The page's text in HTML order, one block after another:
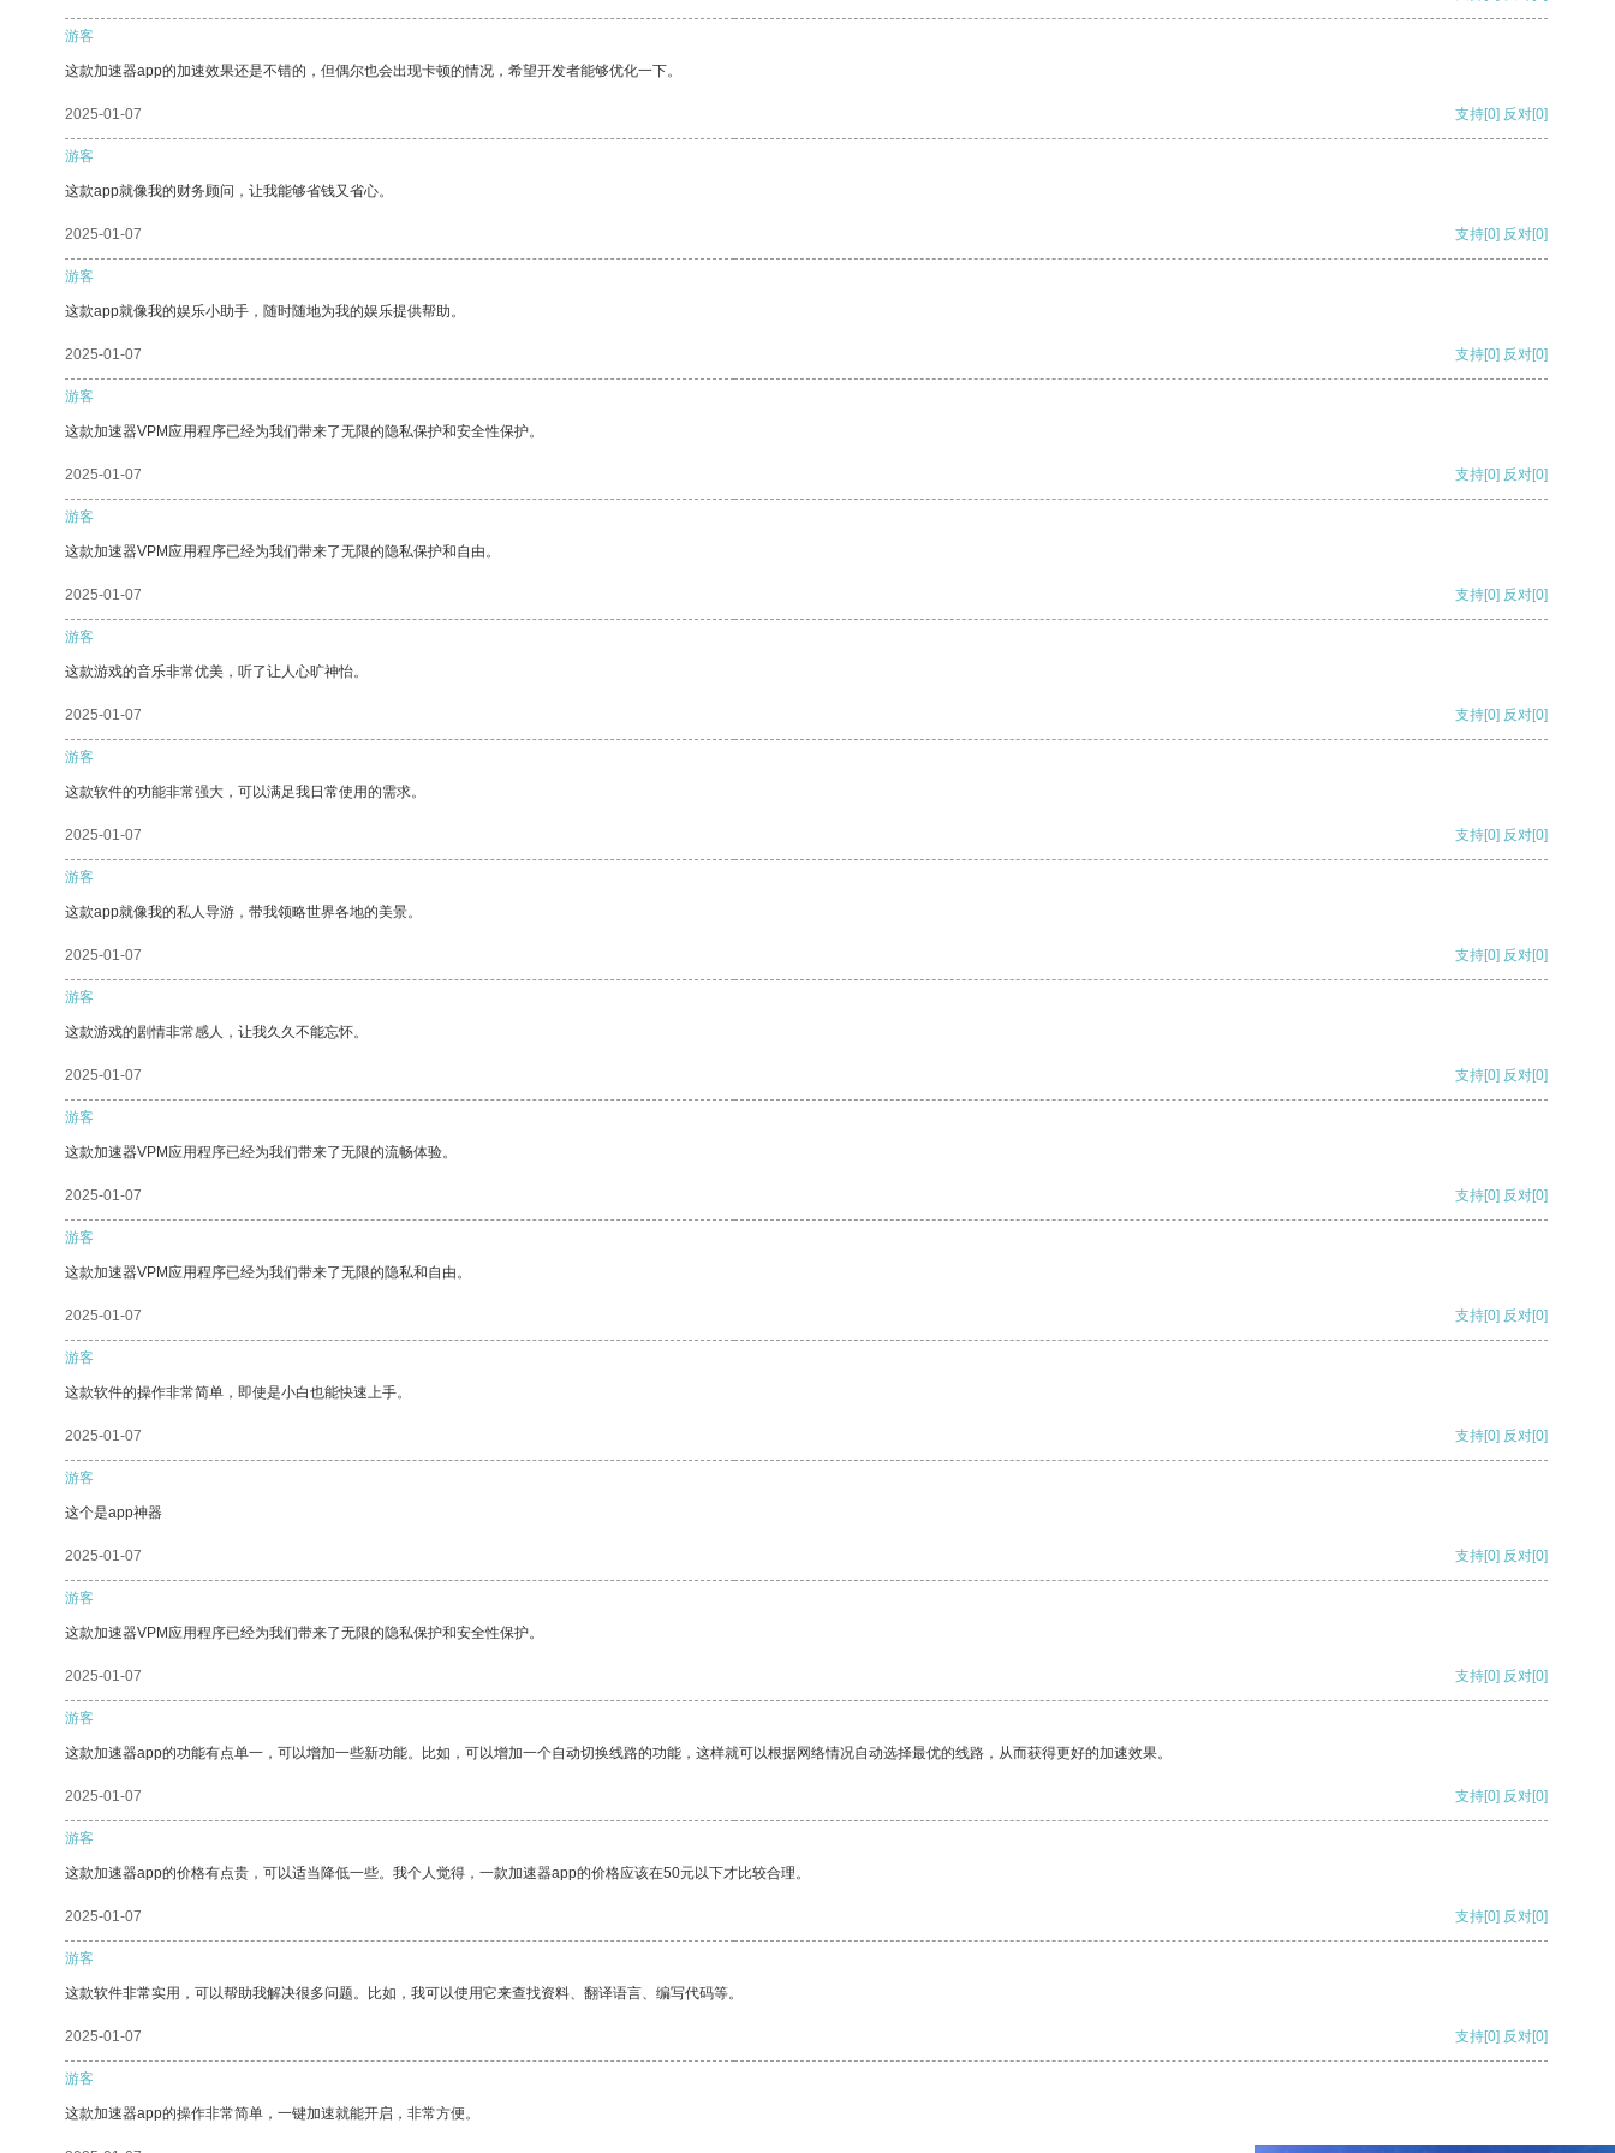
游客
这款加速器app的加速效果还是不错的，但偶尔也会出现卡顿的情况，希望开发者能够优化一下。
2025-01-07 支持[0] 反对[0]
游客
这款app就像我的财务顾问，让我能够省钱又省心。
2025-01-07 支持[0] 反对[0]
游客
这款app就像我的娱乐小助手，随时随地为我的娱乐提供帮助。
2025-01-07 支持[0] 反对[0]
游客
这款加速器VPM应用程序已经为我们带来了无限的隐私保护和安全性保护。
2025-01-07 支持[0] 反对[0]
游客
这款加速器VPM应用程序已经为我们带来了无限的隐私保护和自由。
2025-01-07 支持[0] 反对[0]
游客
这款游戏的音乐非常优美，听了让人心旷神怡。
2025-01-07 支持[0] 反对[0]
游客
这款软件的功能非常强大，可以满足我日常使用的需求。
2025-01-07 支持[0] 反对[0]
游客
这款app就像我的私人导游，带我领略世界各地的美景。
2025-01-07 支持[0] 反对[0]
游客
这款游戏的剧情非常感人，让我久久不能忘怀。
2025-01-07 支持[0] 反对[0]
游客
这款加速器VPM应用程序已经为我们带来了无限的流畅体验。
2025-01-07 支持[0] 反对[0]
游客
这款加速器VPM应用程序已经为我们带来了无限的隐私和自由。
2025-01-07 支持[0] 反对[0]
游客
这款软件的操作非常简单，即使是小白也能快速上手。
2025-01-07 支持[0] 反对[0]
游客
这个是app神器
2025-01-07 支持[0] 反对[0]
游客
这款加速器VPM应用程序已经为我们带来了无限的隐私保护和安全性保护。
2025-01-07 支持[0] 反对[0]
游客
这款加速器app的功能有点单一，可以增加一些新功能。比如，可以增加一个自动切换线路的功能，这样就可以根据网络情况自动选择最优的线路，从而获得更好的加速效果。
2025-01-07 支持[0] 反对[0]
游客
这款加速器app的价格有点贵，可以适当降低一些。我个人觉得，一款加速器app的价格应该在50元以下才比较合理。
2025-01-07 支持[0] 反对[0]
游客
这款软件非常实用，可以帮助我解决很多问题。比如，我可以使用它来查找资料、翻译语言、编写代码等。
2025-01-07 支持[0] 反对[0]
游客
这款加速器app的操作非常简单，一键加速就能开启，非常方便。